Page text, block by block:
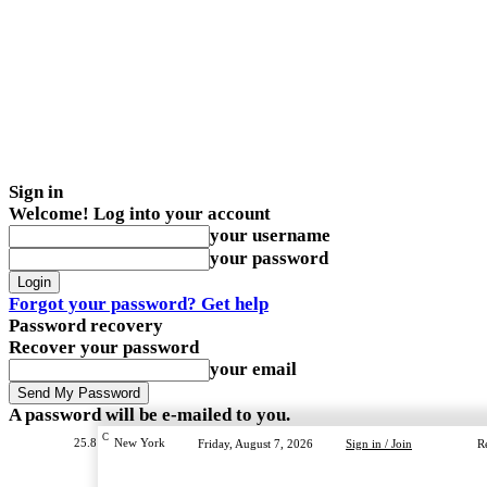
Sign in
Welcome! Log into your account
your username
your password
Forgot your password? Get help
Password recovery
Recover your password
your email
A password will be e-mailed to you.
25.8 C New York Friday, August 7, 2026 Sign in / Join